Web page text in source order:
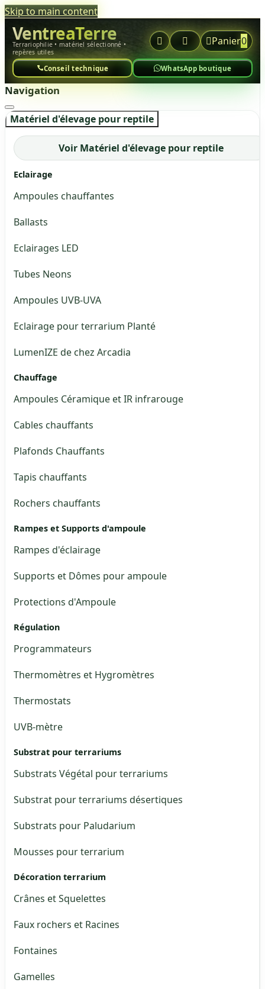
Skip to main content
VentreaTerre
Terrariophilie • matériel sélectionné •
repères utiles
  Panier0
Conseil technique WhatsApp boutique
Navigation
Matériel d'élevage pour reptile
Voir Matériel d'élevage pour reptile
Eclairage
Ampoules chauffantes
Ballasts
Eclairages LED
Tubes Neons
Ampoules UVB-UVA
Eclairage pour terrarium Planté
LumenIZE de chez Arcadia
Chauffage
Ampoules Céramique et IR infrarouge
Cables chauffants
Plafonds Chauffants
Tapis chauffants
Rochers chauffants
Rampes et Supports d'ampoule
Rampes d'éclairage
Supports et Dômes pour ampoule
Protections d'Ampoule
Régulation
Programmateurs
Thermomètres et Hygromètres
Thermostats
UVB-mètre
Substrat pour terrariums
Substrats Végétal pour terrariums
Substrat pour terrariums désertiques
Substrats pour Paludarium
Mousses pour terrarium
Décoration terrarium
Crânes et Squelettes
Faux rochers et Racines
Fontaines
Gamelles